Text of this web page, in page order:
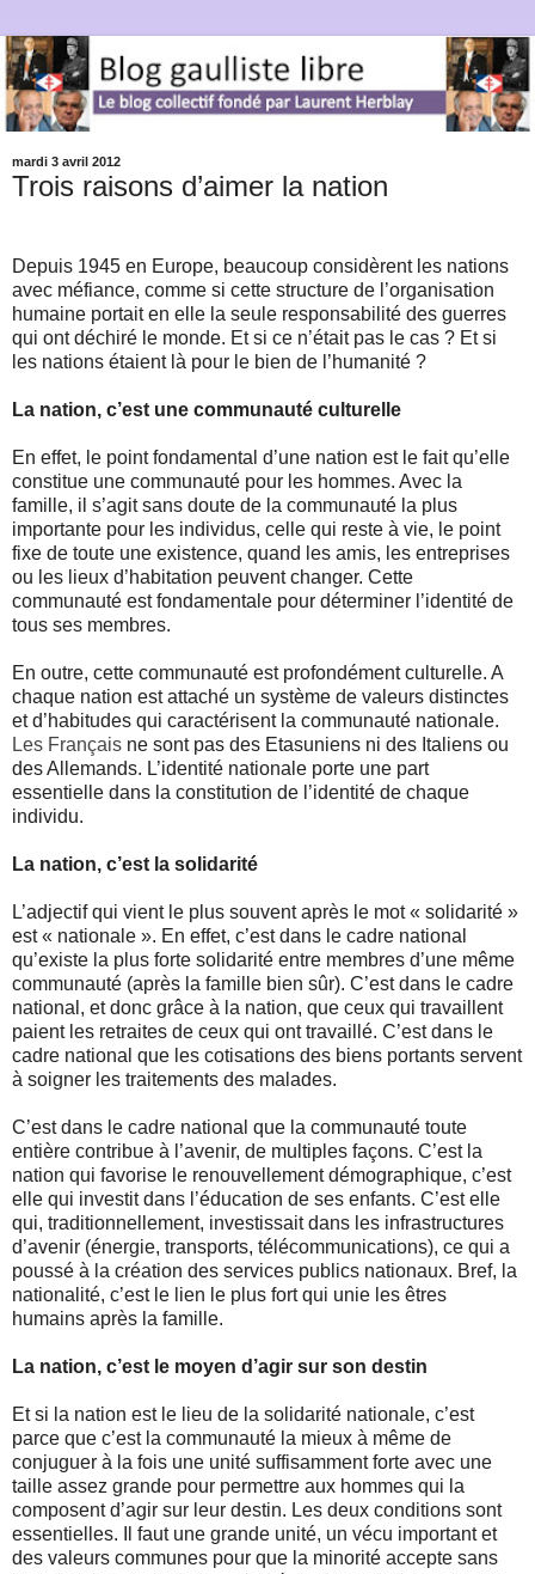
mardi 3 avril 2012
Trois raisons d’aimer la nation
Depuis 1945 en Europe, beaucoup considèrent les nations
avec méfiance, comme si cette structure de l’organisation
humaine portait en elle la seule responsabilité des guerres
qui ont déchiré le monde. Et si ce n’était pas le cas ? Et si
les nations étaient là pour le bien de l’humanité ?
La nation, c’est une communauté culturelle
En effet, le point fondamental d’une nation est le fait qu’elle
constitue une communauté pour les hommes. Avec la
famille, il s’agit sans doute de la communauté la plus
importante pour les individus, celle qui reste à vie, le point
fixe de toute une existence, quand les amis, les entreprises
ou les lieux d’habitation peuvent changer. Cette
communauté est fondamentale pour déterminer l’identité de
tous ses membres.
En outre, cette communauté est profondément culturelle. A
chaque nation est attaché un système de valeurs distinctes
et d’habitudes qui caractérisent la communauté nationale.
Les Français ne sont pas des Etasuniens ni des Italiens ou
des Allemands. L’identité nationale porte une part
essentielle dans la constitution de l’identité de chaque
individu.
La nation, c’est la solidarité
L’adjectif qui vient le plus souvent après le mot « solidarité »
est « nationale ». En effet, c’est dans le cadre national
qu’existe la plus forte solidarité entre membres d’une même
communauté (après la famille bien sûr). C’est dans le cadre
national, et donc grâce à la nation, que ceux qui travaillent
paient les retraites de ceux qui ont travaillé. C’est dans le
cadre national que les cotisations des biens portants servent
à soigner les traitements des malades.
C’est dans le cadre national que la communauté toute
entière contribue à l’avenir, de multiples façons. C’est la
nation qui favorise le renouvellement démographique, c’est
elle qui investit dans l’éducation de ses enfants. C’est elle
qui, traditionnellement, investissait dans les infrastructures
d’avenir (énergie, transports, télécommunications), ce qui a
poussé à la création des services publics nationaux. Bref, la
nationalité, c’est le lien le plus fort qui unie les êtres
humains après la famille.
La nation, c’est le moyen d’agir sur son destin
Et si la nation est le lieu de la solidarité nationale, c’est
parce que c’est la communauté la mieux à même de
conjuguer à la fois une unité suffisamment forte avec une
taille assez grande pour permettre aux hommes qui la
composent d’agir sur leur destin. Les deux conditions sont
essentielles. Il faut une grande unité, un vécu important et
des valeurs communes pour que la minorité accepte sans